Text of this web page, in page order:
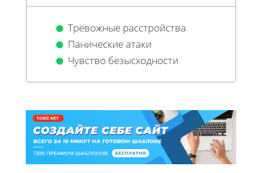
Тревожные расстройства
Панические атаки
Чувство безысходности